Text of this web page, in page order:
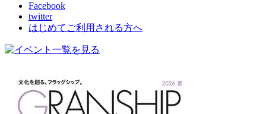
Facebook
twitter
はじめてご利用される方へ